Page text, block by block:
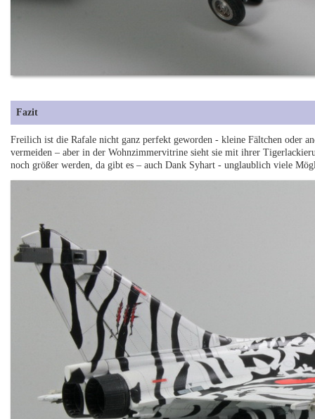
Fazit
Freilich ist die Rafale nicht ganz perfekt geworden - kleine Fältchen oder
vermeiden – aber in der Wohnzimmervitrine sieht sie mit ihrer
noch größer werden, da gibt es – auch Dank Syhart - unglaublich viele